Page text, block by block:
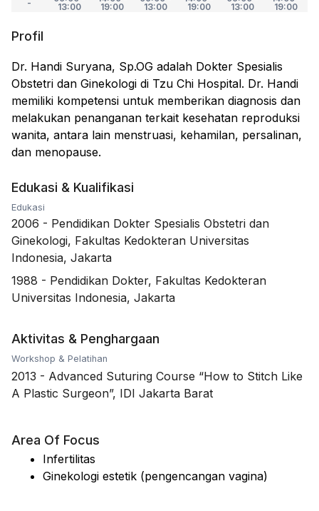
-
13:00
19:00
13:00
19:00
13:00
19:00
Profil
Dr. Handi Suryana, Sp.OG adalah Dokter Spesialis
Obstetri dan Ginekologi di Tzu Chi Hospital. Dr. Handi
memiliki kompetensi untuk memberikan diagnosis dan
melakukan penanganan terkait kesehatan reproduksi
wanita, antara lain menstruasi, kehamilan, persalinan,
dan menopause.
Edukasi & Kualifikasi
Edukasi
2006 - Pendidikan Dokter Spesialis Obstetri dan
Ginekologi, Fakultas Kedokteran Universitas
Indonesia, Jakarta
1988 - Pendidikan Dokter, Fakultas Kedokteran
Universitas Indonesia, Jakarta
Aktivitas & Penghargaan
Workshop & Pelatihan
2013 - Advanced Suturing Course “How to Stitch Like
A Plastic Surgeon”, IDI Jakarta Barat
Area Of Focus
Infertilitas
Ginekologi estetik (pengencangan vagina)